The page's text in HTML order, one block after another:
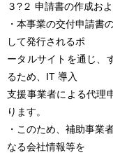
３?２ 申請書の作成お
・本事業の交付申請書
して発行されるポ
ータルサイトを通じ、
るため、IT 導入
支援事業者による代理
ります。
・このため、補助事業
なる会社情報等を